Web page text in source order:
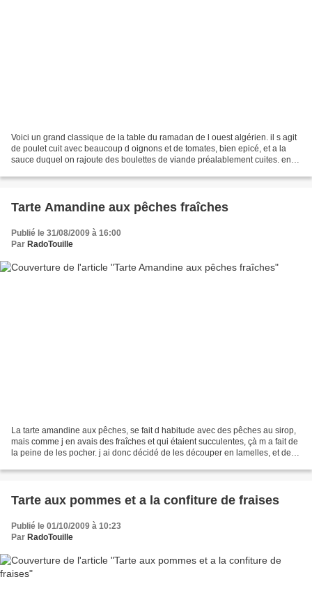
Voici un grand classique de la table du ramadan de l ouest algérien. il s agit
de poulet cuit avec beaucoup d oignons et de tomates, bien epicé, et a la
sauce duquel on rajoute des boulettes de viande préalablement cuites. enfin
Tarte Amandine aux pêches fraîches
Publié le 31/08/2009 à 16:00
Par RadoTouille
La tarte amandine aux pêches, se fait d habitude avec des pêches au sirop,
mais comme j en avais des fraîches et qui étaient succulentes, çà m a fait de
la peine de les pocher. j ai donc décidé de les découper en lamelles, et de
Tarte aux pommes et a la confiture de fraises
Publié le 01/10/2009 à 10:23
Par RadoTouille